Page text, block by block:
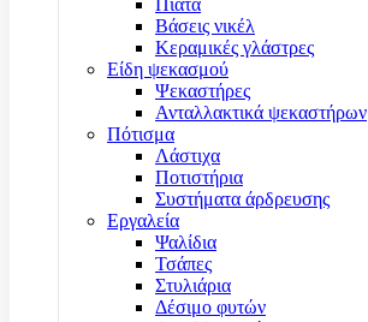
Βάσεις νικέλ
Κεραμικές γλάστρες
Είδη ψεκασμού
Ψεκαστήρες
Ανταλλακτικά ψεκαστήρων
Πότισμα
Λάστιχα
Ποτιστήρια
Συστήματα άρδρευσης
Εργαλεία
Ψαλίδια
Τσάπες
Στυλιάρια
Δέσιμο φυτών